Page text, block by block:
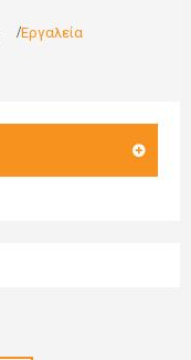
Εργαλεία